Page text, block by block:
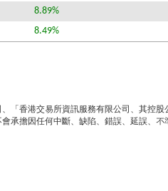
8.89%
8.49%
「香港交易所資訊服務有限公司、其控
擔因任何中斷、缺陷、錯誤、延誤、